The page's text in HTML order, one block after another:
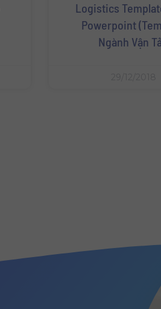
Logistics
Powerpoint
Ngành Vận